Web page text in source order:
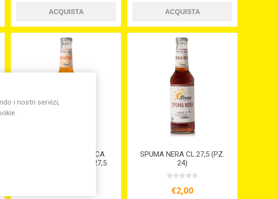
MANDARINATA ANTICA
RICETTA SICILIA CL. 27,5
SPUMA NERA CL.27,5 (PZ.
24)
€2,00
i nostri servizi,